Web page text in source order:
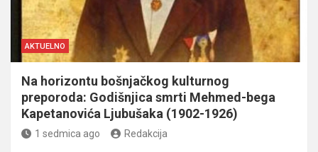
AKTUELNO
Na horizontu bošnjačkog kulturnog
preporoda: Godišnjica smrti Mehmed-bega
Kapetanovića Ljubušaka (1902-1926)
1 sedmica ago Redakcija